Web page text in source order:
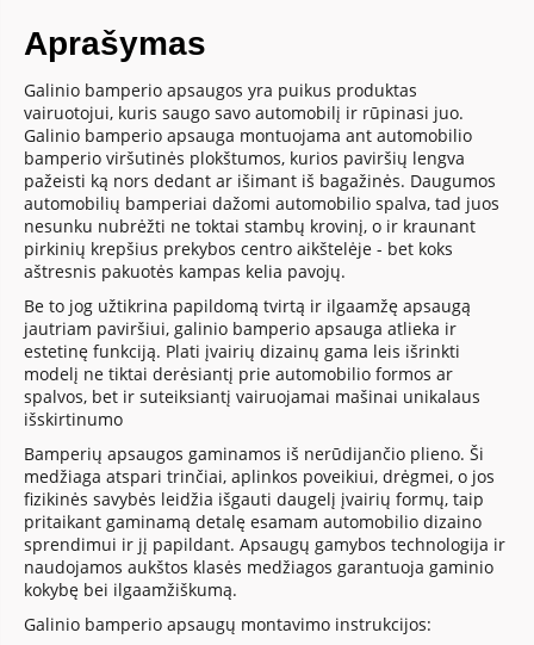
Aprašymas
Galinio bamperio apsaugos yra puikus produktas
vairuotojui, kuris saugo savo automobilį ir rūpinasi juo.
Galinio bamperio apsauga montuojama ant automobilio
bamperio viršutinės plokštumos, kurios paviršių lengva
pažeisti ką nors dedant ar išimant iš bagažinės. Daugumos
automobilių bamperiai dažomi automobilio spalva, tad juos
nesunku nubrėžti ne toktai stambų krovinį, o ir kraunant
pirkinių krepšius prekybos centro aikštelėje - bet koks
aštresnis pakuotės kampas kelia pavojų.
Be to jog užtikrina papildomą tvirtą ir ilgaamžę apsaugą
jautriam paviršiui, galinio bamperio apsauga atlieka ir
estetinę funkciją. Plati įvairių dizainų gama leis išrinkti
modelį ne tiktai derėsiantį prie automobilio formos ar
spalvos, bet ir suteiksiantį vairuojamai mašinai unikalaus
išskirtinumo
Bamperių apsaugos gaminamos iš nerūdijančio plieno. Ši
medžiaga atspari trinčiai, aplinkos poveikiui, drėgmei, o jos
fizikinės savybės leidžia išgauti daugelį įvairių formų, taip
pritaikant gaminamą detalę esamam automobilio dizaino
sprendimui ir jį papildant. Apsaugų gamybos technologija ir
naudojamos aukštos klasės medžiagos garantuoja gaminio
kokybę bei ilgaamžiškumą.
Galinio bamperio apsaugų montavimo instrukcijos: